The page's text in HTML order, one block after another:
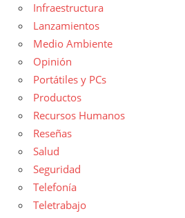
Infraestructura
Lanzamientos
Medio Ambiente
Opinión
Portátiles y PCs
Productos
Recursos Humanos
Reseñas
Salud
Seguridad
Telefonía
Teletrabajo